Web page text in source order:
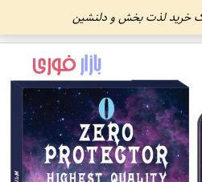
یک خرید لذت بخش و دلنشین